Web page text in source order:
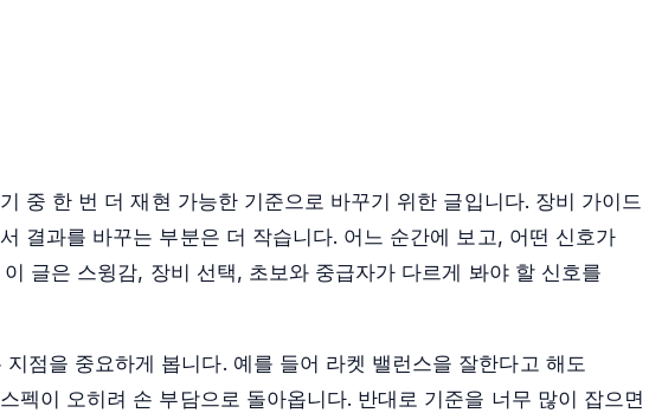
중 한 번 더 재현 가능한 기준으로 바꾸기 위한 글입니다. 장비 가이드
결과를 바꾸는 부분은 더 작습니다. 어느 순간에 보고, 어떤 신호가
글은 스윙감, 장비 선택, 초보와 중급자가 다르게 봐야 할 신호를
점을 중요하게 봅니다. 예를 들어 라켓 밸런스을 잘한다고 해도
이 오히려 손 부담으로 돌아옵니다. 반대로 기준을 너무 많이 잡으면